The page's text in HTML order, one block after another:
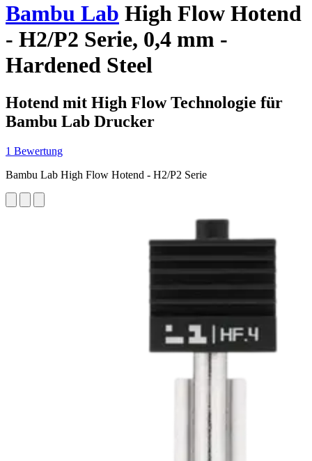
Bambu Lab High Flow Hotend
- H2/P2 Serie, 0,4 mm -
Hardened Steel
Hotend mit High Flow Technologie für
Bambu Lab Drucker
1 Bewertung
Bambu Lab High Flow Hotend - H2/P2 Serie